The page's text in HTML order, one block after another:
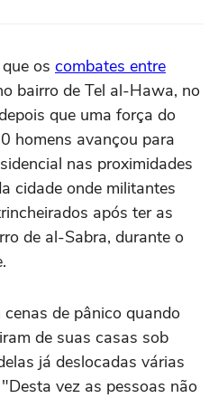
os combates entre
bairro de Tel al-Hawa, no
que uma força do
homens avançou para
nas proximidades
cidade onde militantes
após ter as
de al-Sabra, durante o
de pânico quando
de suas casas sob
já deslocadas várias
vez as pessoas não